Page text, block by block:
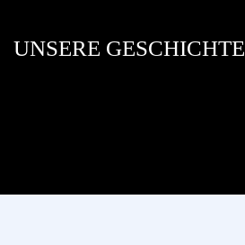
UNSERE GESCHICHTE